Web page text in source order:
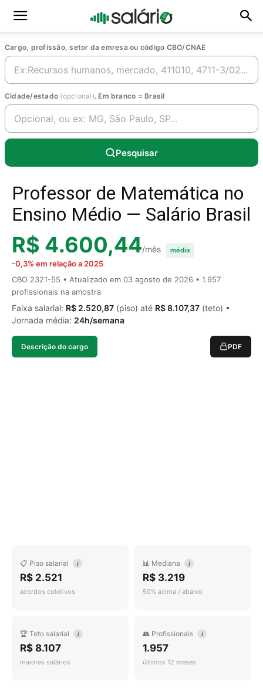
Cargo, profissão, setor da emresa ou código CBO/CNAE
Cidade/estado (opcional). Em branco = Brasil
Pesquisar
Professor de Matemática no
Ensino Médio — Salário Brasil
R$ 4.600,44/mês média
-0,3% em relação a 2025
CBO 2321-55 • Atualizado em 03 agosto de 2026 • 1.957
profissionais na amostra
Faixa salarial: R$ 2.520,87 (piso) até R$ 8.107,37 (teto) •
Jornada média: 24h/semana
Descrição do cargo PDF
📋 Piso salarial i
R$ 2.521
acordos coletivos
📊 Mediana i
R$ 3.219
50% acima / abaixo
🏆 Teto salarial i
R$ 8.107
maiores salários
👥 Profissionais i
1.957
últimos 12 meses